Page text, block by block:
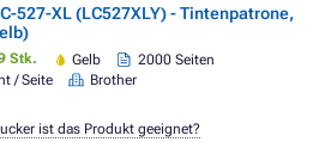
527-XL (LC527XLY) - Tintenpatrone,
Stk. Gelb
2000 Seiten
/ Seite
Brother
ist das Produkt geeignet?